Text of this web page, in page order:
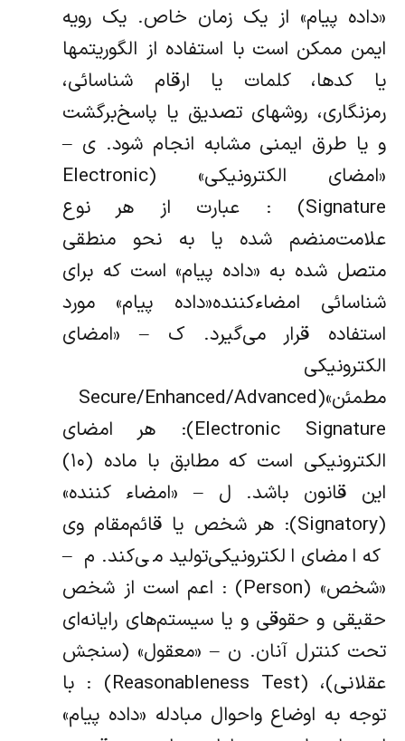
«‌داده پیام» از یک زمان خاص. یک رویه
ایمن ممکن است با استفاده از‌ الگوریتمها
یا کدها، کلمات یا ارقام شناسائی،
رمزنگاری، روشهای تصدیق یا پاسخ‌برگشت
و یا طرق ایمنی مشابه انجام شود. ی –
«‌امضای الکترونیکی» (Electronic
Signature) : عبارت از هر نوع
علامت‌منضم شده یا به نحو منطقی
متصل شده به «‌داده پیام» است که برای
شناسائی امضاء‌کننده«‌داده پیام» مورد
استفاده قرار می‌گیرد. ک – «‌امضای
الکترونیکی
مطمئن»(Secure/Enhanced/Advanced
Electronic Signature): هر امضای
الکترونیکی است که مطابق با ماده (۱۰)
این قانون باشد. ل – «‌امضاء کننده»
(Signatory): هر شخص یا قائم‌مقام وی
که امضای الکترونیکی‌تولید می‌کند. م –
«‌شخص» (Person) : اعم است از شخص
حقیقی و حقوقی و یا سیستم‌های‌ رایانه‌ای
تحت کنترل آنان. ن – «‌معقول» (‌سنجش
عقلانی)، (Reasonableness Test) : با
توجه به اوضاع و‌احوال مبادله «‌داده پیام»